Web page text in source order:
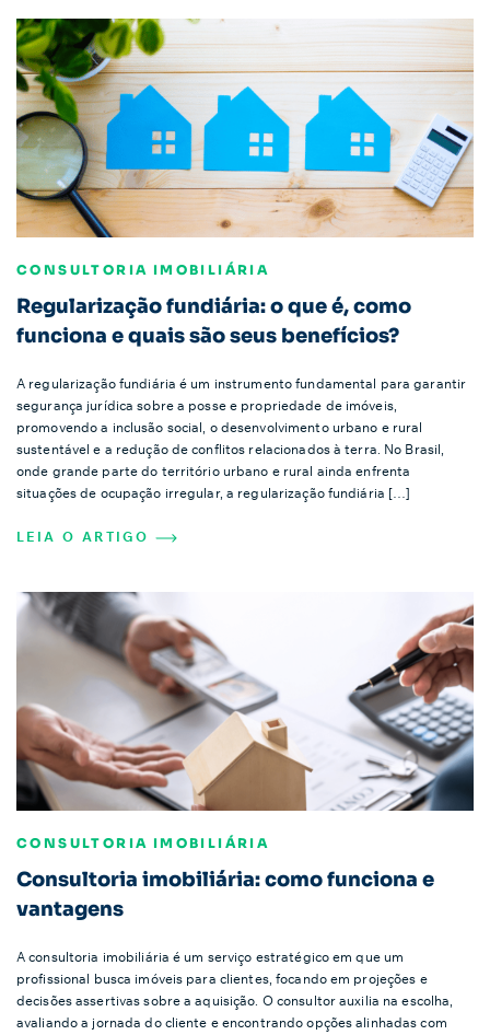
CONSULTORIA IMOBILIÁRIA
Regularização fundiária: o que é, como
funciona e quais são seus benefícios?
A regularização fundiária é um instrumento fundamental para garantir
segurança jurídica sobre a posse e propriedade de imóveis,
promovendo a inclusão social, o desenvolvimento urbano e rural
sustentável e a redução de conflitos relacionados à terra. No Brasil,
onde grande parte do território urbano e rural ainda enfrenta
situações de ocupação irregular, a regularização fundiária […]
LEIA O ARTIGO
CONSULTORIA IMOBILIÁRIA
Consultoria imobiliária: como funciona e
vantagens
A consultoria imobiliária é um serviço estratégico em que um
profissional busca imóveis para clientes, focando em projeções e
decisões assertivas sobre a aquisição. O consultor auxilia na escolha,
avaliando a jornada do cliente e encontrando opções alinhadas com